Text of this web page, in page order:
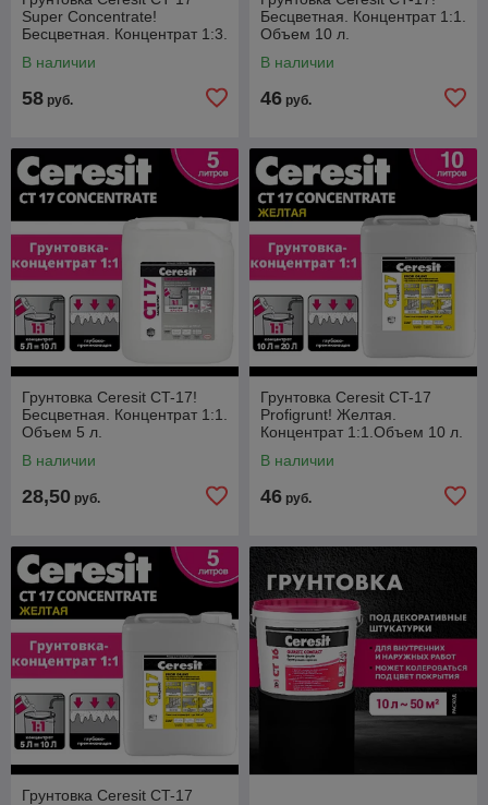
Super Concentrate!
Бесцветная. Концентрат 1:3.
В наличии
58 руб.
Бесцветная. Концентрат 1:1.
Объем 10 л.
В наличии
46 руб.
Грунтовка Ceresit CT-17!
Бесцветная. Концентрат 1:1.
Объем 5 л.
В наличии
28,50 руб.
Грунтовка Ceresit CT-17
Profigrunt! Желтая.
Концентрат 1:1.Объем 10 л.
В наличии
46 руб.
Грунтовка Ceresit CT-17